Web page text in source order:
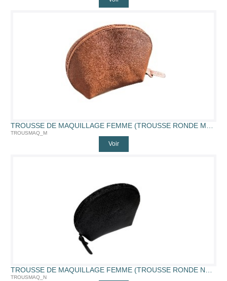
TROUSSE DE MAQUILLAGE FEMME (TROUSSE RONDE MARRON)
TROUSMAQ_M
Voir
TROUSSE DE MAQUILLAGE FEMME (TROUSSE RONDE NOIR)
TROUSMAQ_N